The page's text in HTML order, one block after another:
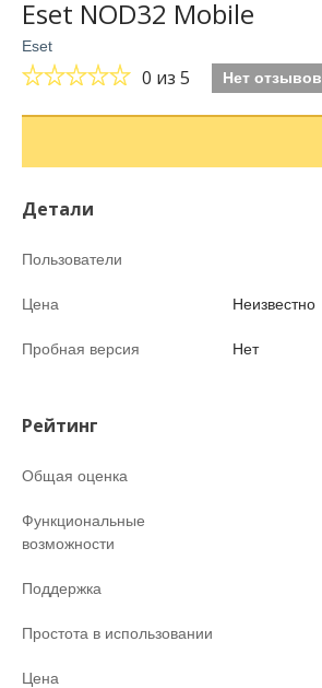
Eset NOD32 Mobile
Eset
0 из 5 Нет отзывов
Детали
Пользователи
Цена Неизвестно
Пробная версия Нет
Рейтинг
Общая оценка
Функциональные
возможности
Поддержка
Простота в использовании
Цена